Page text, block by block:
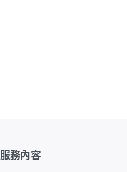
服務內容